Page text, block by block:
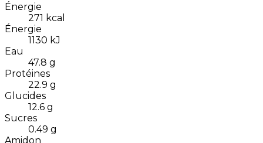
Énergie
271 kcal
Énergie
1130 kJ
Eau
47.8 g
Protéines
22.9 g
Glucides
12.6 g
Sucres
0.49 g
Amidon